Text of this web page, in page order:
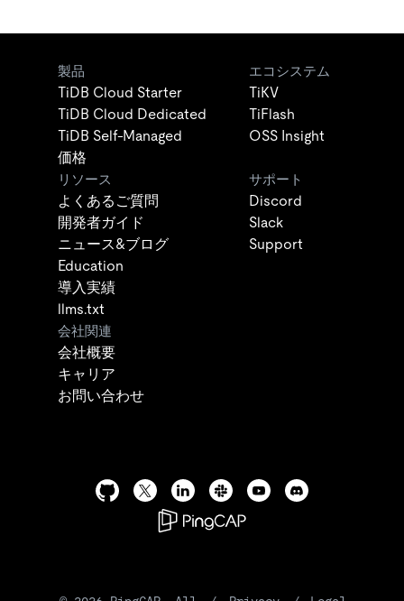
製品
TiDB Cloud Starter
TiDB Cloud Dedicated
TiDB Self-Managed
価格
エコシステム
TiKV
TiFlash
OSS Insight
リソース
よくあるご質問
開発者ガイド
ニュース&ブログ
Education
導入実績
llms.txt
サポート
Discord
Slack
Support
会社関連
会社概要
キャリア
お問い合わせ